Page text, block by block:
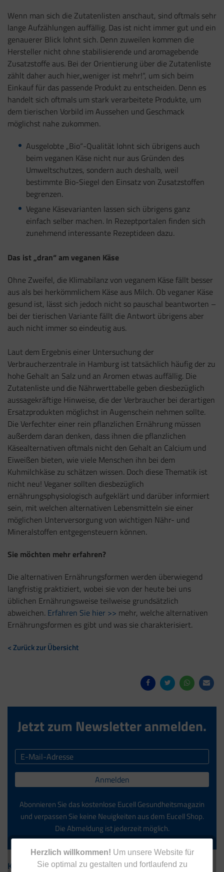
Herzlich willkommen! Um unsere Website für
Sie optimal zu gestalten und fortlaufend zu
Wenn man sich die Zutatenlisten anschaut, sind oftmals sehr
lange Aufzählungen auffällig. Das ist nicht immer gut und ein
genauerer Blick lohnt sich. Denn zuweilen kommen die
Hersteller nicht ohne stabilisierende und aromagebende
Zusatzstoffe aus. Bei der Orientierung über die Zutatenliste
zählt daher auch hier„weniger ist mehr!“, um sich beim
Einkauf für das passende Produkt zu entscheiden. Denn es
handelt sich oftmals um stark verarbeitete Produkte, um
dem tierischen Vorbild im Aussehen und Geschmack
möglichst nahe zukommen.
Ausgelobte „Bio“-Qualität lohnt sich übrigens auch
beim veganen Käse nicht nur aus Gründen des
Umweltschutzes, sondern auch deshalb, weil
bestimmte Bio-Siegel den Einsatz von Zusatzstoffen
begrenzen.
Vegane Käsevarianten lassen sich übrigens ganz
einfach selber machen. In Rezeptportalen finden sich
zunehmend interessante Rezeptideen dazu.
Das ist „dran“ am veganen Käse
Ohne Zweifel, die Klimabilanz von veganem Käse fällt besser
aus als bei herkömmlichem Käse aus Milch. Ob veganer Käse
gesund ist, lässt sich jedoch nicht so pauschal beantworten –
bei der tierischen Variante fällt die Antwort übrigens aber
auch nicht immer so eindeutig aus.
Laut dem Ergebnis einer Untersuchung der
Verbraucherzentrale in Hamburg ist tatsächlich häufig der zu
hohe Gehalt an Salz und an Aromen etwas auffällig. Die
Zutatenliste und die Nährwerttabelle geben diesbezüglich
aussagekräftige Hinweise, die der Verbraucher bei derartigen
Ersatzprodukten möglichst in Augenschein nehmen sollte.
Die Verfechter einer rein pflanzlichen Ernährung müssen
außerdem daran denken, dass ihnen die pflanzlichen
Käsealternativen oftmals nicht den Gehalt an Calcium und
Eiweißen bieten, wie viele Menschen ihn bei dem
Kuhmilchkäse zu schätzen wissen. Doch diese Thematik ist
nicht neu! Veganer sollten diesbezüglich
ernährungsphysiologisch aufgeklärt und darüber informiert
sein, mit welchen alternativen Lebensmitteln sie einer
möglichen Unterversorgung von wichtigen Nähr- und
Mineralstoffen entgegensteuern können.
Sie möchten mehr erfahren?
Die alternativen Ernährungsformen werden überwiegend
langfristig praktiziert, wobei sie von der heute bei uns
üblichen Ernährungsweise teilweise grundsätzlich
abweichen. Erfahren Sie hier >> mehr, welche alternativen
Ernährungsformen es gibt und was sie charakterisiert.
< Zurück zur Übersicht
Jetzt zum Newsletter anmelden.
Anmelden
Abonnieren Sie das kostenlose Eucell Gesundheitsmagazin
und verpassen Sie keine Neuigkeiten aus dem Eucell Shop.
Die Abmeldung ist jederzeit möglich.
Kontakt